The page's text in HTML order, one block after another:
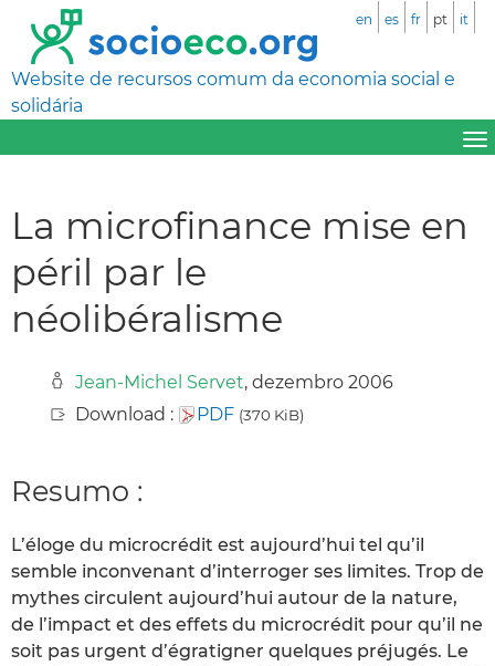
Website de recursos comum da economia social e
solidária
en es fr pt it
La microfinance mise en
péril par le
néolibéralisme
Jean-Michel Servet, dezembro 2006
Download :
PDF (370 KiB)
Resumo :
L’éloge du microcrédit est aujourd’hui tel qu’il
semble inconvenant d’interroger ses limites. Trop de
mythes circulent aujourd’hui autour de la nature,
de l’impact et des effets du microcrédit pour qu’il ne
soit pas urgent d’égratigner quelques préjugés. Le